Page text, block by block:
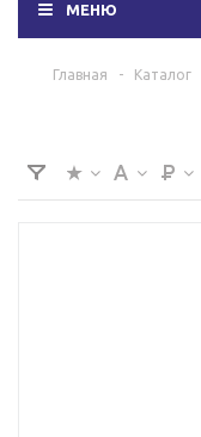
МЕНЮ
Главная - Каталог